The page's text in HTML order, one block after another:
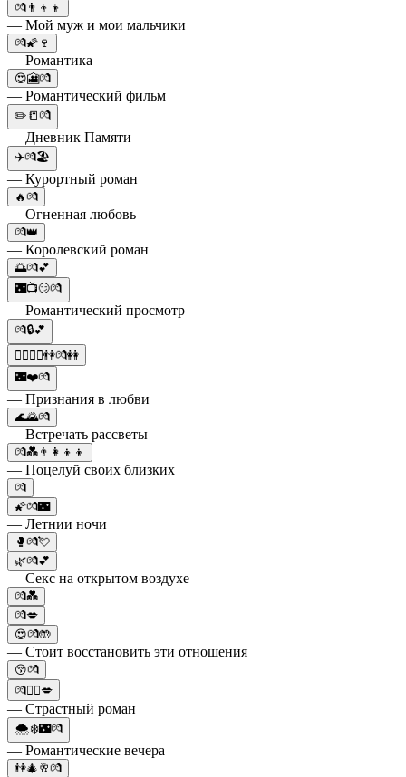
💏👨‍👦‍👦
— Мой муж и мои мальчики
💏🌠🍷
— Романтика
😍🎦💏
— Романтический фильм
✏️📒💏
— Дневник Памяти
✈️💏🏖
— Курортный роман
🔥💏
— Огненная любовь
💏👑
— Королевский роман
🌅💏💕
🌃📺😏💏
— Романтический просмотр
💏🔒💕
🚶‍♀️🚶‍♂️👫💏👭
🌃❤️💏
— Признания в любви
🌊🌄💏
— Встречать рассветы
💏💑👨‍👩‍👦‍👦
— Поцелуй своих близких
💏
🌠💏🌃
— Летнии ночи
🥊💏💘
🌿💏💕
— Секс на открытом воздухе
💏💑
💏💋
😍💏🤲
— Стоит восстановить эти отношения
😚💏
💏❤️‍🔥💋
— Страстный роман
🌨️❄️🌃💏
— Романтические вечера
👫🎄🥂💏